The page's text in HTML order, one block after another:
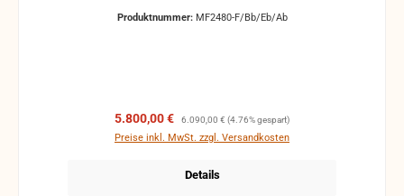
für einmaligen Spielkomfort.
Produktnummer: MF2480-F/Bb/Eb/Ab
Verkaufspreis:
5.800,00 € Regulärer Preis:
6.090,00 € (4.76% gespart)
Preise inkl. MwSt. zzgl. Versandkosten
Details